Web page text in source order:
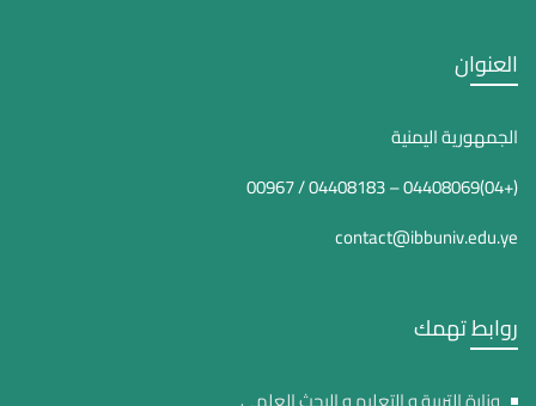
العنوان
الجمهورية اليمنية
(+04)04408069 – 04408183 / 00967
contact@ibbuniv.edu.ye
روابط تهمك